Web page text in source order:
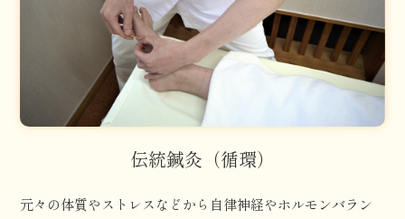
伝統鍼灸（循環）
元々の体質やストレスなどから自律神経やホルモンバラン